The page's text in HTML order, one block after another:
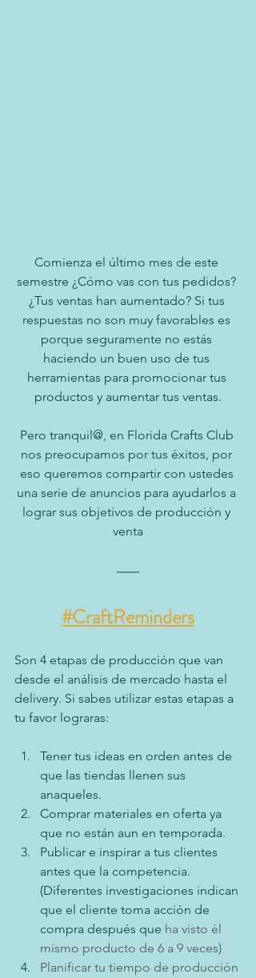
Comienza el último mes de este
semestre ¿Cómo vas con tus pedidos?
¿Tus ventas han aumentado? Si tus
respuestas no son muy favorables es
porque seguramente no estás
haciendo un buen uso de tus
herramientas para promocionar tus
productos y aumentar tus ventas.
Pero tranquil@, en Florida Crafts Club
nos preocupamos por tus éxitos, por
eso queremos compartir con ustedes
una serie de anuncios para ayudarlos a
lograr sus objetivos de producción y
venta
#CraftReminders
Son 4 etapas de producción que van
desde el análisis de mercado hasta el
delivery. Si sabes utilizar estas etapas a
tu favor lograras:
Tener tus ideas en orden antes de
que las tiendas llenen sus
anaqueles.
Comprar materiales en oferta ya
que no están aun en temporada.
Publicar e inspirar a tus clientes
antes que la competencia.
(Diferentes investigaciones indican
que el cliente toma acción de
compra después que ha visto él
mismo producto de 6 a 9 veces)
Planificar tu tiempo de producción